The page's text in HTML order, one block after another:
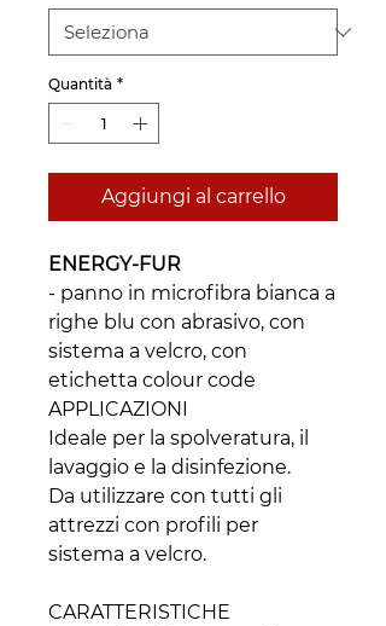
Quantità *
Aggiungi al carrello
ENERGY-FUR
- panno in microfibra bianca a
righe blu con abrasivo, con
sistema a velcro, con
etichetta colour code
APPLICAZIONI
Ideale per la spolveratura, il
lavaggio e la disinfezione.
Da utilizzare con tutti gli
attrezzi con profili per
sistema a velcro.
CARATTERISTICHE